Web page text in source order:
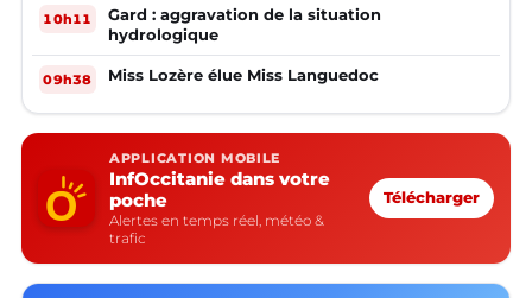
10h11
Gard : aggravation de la situation
hydrologique
09h38 Miss Lozère élue Miss Languedoc
APPLICATION MOBILE
InfOccitanie dans votre
poche
Alertes en temps réel, météo &
trafic
Télécharger